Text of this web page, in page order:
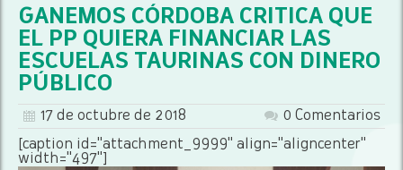
GANEMOS CÓRDOBA CRITICA QUE
EL PP QUIERA FINANCIAR LAS
ESCUELAS TAURINAS CON DINERO
PÚBLICO
17 de octubre de 2018
0 Comentarios
[caption id="attachment_9999" align="aligncenter"
width="497"]